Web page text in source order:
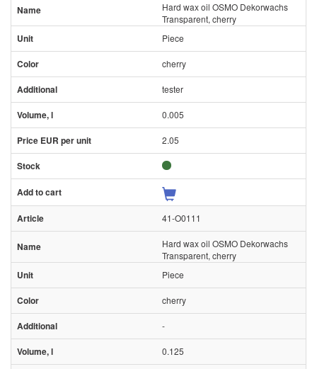
Hard wax oil OSMO Dekorwachs
Transparent, cherry
Piece
cherry
tester
0.005
2.05
41-O0111
Hard wax oil OSMO Dekorwachs
Transparent, cherry
Piece
cherry
-
0.125